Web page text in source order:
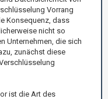
Vorrang
Konsequenz, dass
nicht so
Unternehmen, die sich
zunächst diese
ist die Art des